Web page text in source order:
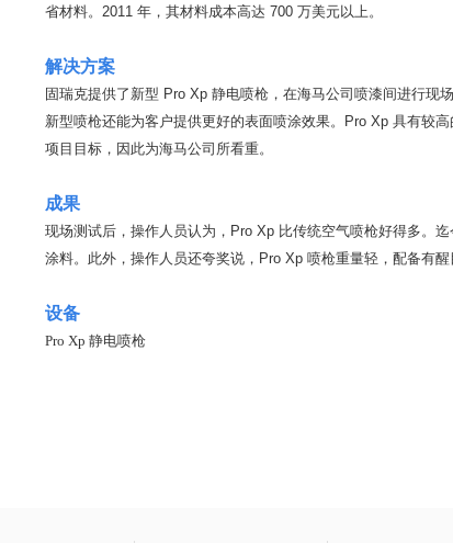
省材料。2011 年，其材料成本高达 700 万美元以上。
解决方案
固瑞克提供了新型 Pro Xp 静电喷枪，在海马公司喷漆间进行现
新型喷枪还能为客户提供更好的表面喷涂效果。Pro Xp 具有较
项目目标，因此为海马公司所看重。
成果
现场测试后，操作人员认为，Pro Xp 比传统空气喷枪好得多。
涂料。此外，操作人员还夸奖说，Pro Xp 喷枪重量轻，配备有醒
设备
Pro Xp 静电喷枪